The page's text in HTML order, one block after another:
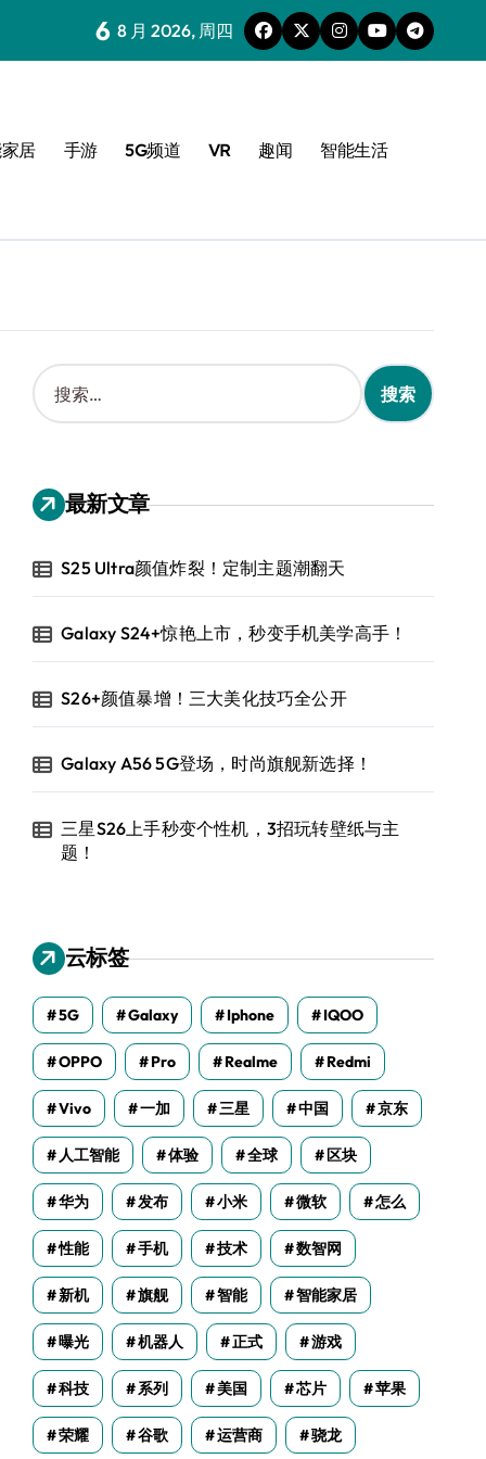
6 8 月 2026, 周四
居 手游 5G频道 VR 趣闻 智能生活
搜
索
：
最新文章
S25 Ultra颜值炸裂！定制主题潮翻天
Galaxy S24+惊艳上市，秒变手机美学高手！
S26+颜值暴增！三大美化技巧全公开
Galaxy A56 5G登场，时尚旗舰新选择！
三星S26上手秒变个性机，3招玩转壁纸与主
题！
云标签
5G Galaxy Iphone IQOO
OPPO Pro Realme Redmi
Vivo 一加 三星 中国 京东
人工智能 体验 全球 区块
华为 发布 小米 微软 怎么
性能 手机 技术 数智网
新机 旗舰 智能 智能家居
曝光 机器人 正式 游戏
科技 系列 美国 芯片 苹果
荣耀 谷歌 运营商 骁龙